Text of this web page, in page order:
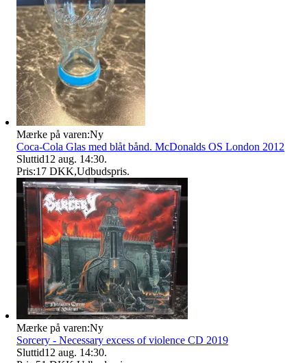
Mærke på varen:Ny
Coca-Cola Glas med blåt bånd. McDonalds OS London 2012
Sluttid12 aug. 14:30.
Pris:17 DKK,Udbudspris.
Mærke på varen:Ny
Sorcery - Necessary excess of violence CD 2019
Sluttid12 aug. 14:30.